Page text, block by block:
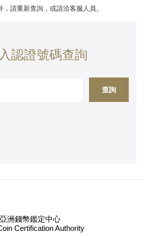
，請重新查詢，或請洽客服人員。
認證號碼查詢
查詢
亞洲錢幣鑑定中心
Certification Authority